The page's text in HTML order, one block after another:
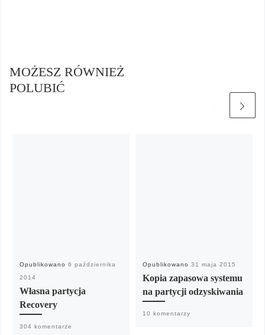
MOŻESZ RÓWNIEŻ
POLUBIĆ
Opublikowano 6 października
2014
Własna partycja
Recovery
304 komentarze
Opublikowano 31 maja 2015
Kopia zapasowa systemu
na partycji odzyskiwania
10 komentarzy